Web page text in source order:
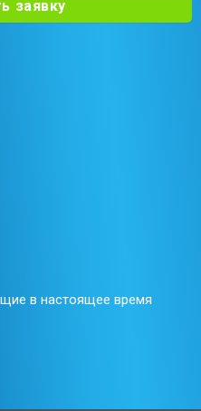
заявку
в настоящее время